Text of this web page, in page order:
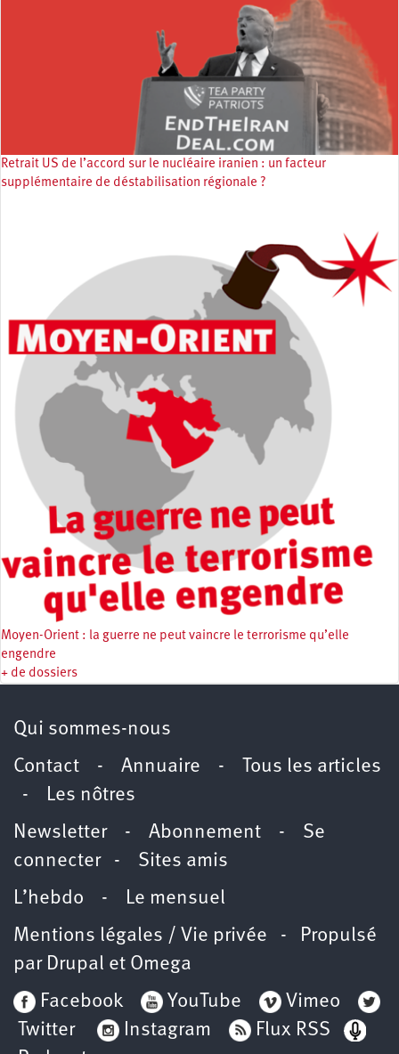
Retrait US de l’accord sur le nucléaire iranien : un facteur
supplémentaire de déstabilisation régionale ?
Moyen-Orient : la guerre ne peut vaincre le terrorisme qu’elle
engendre
+ de dossiers
Qui sommes-nous
Contact - Annuaire -
Tous les articles
- Les nôtres
Newsletter- Abonnement - Se
connecter- Sites amis
L’hebdo - Le mensuel
Mentions légales / Vie privée - Propulsé
par Drupal et Omega
Facebook
YouTube
Vimeo
Twitter
Instagram
Flux RSS